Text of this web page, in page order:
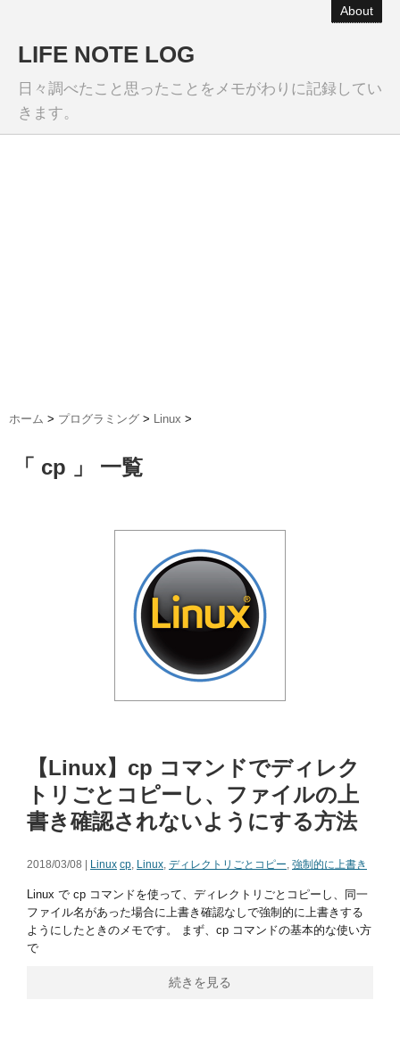
About
LIFE NOTE LOG
日々調べたこと思ったことをメモがわりに記録してい
きます。
ホーム > プログラミング > Linux >
「 cp 」 一覧
【Linux】cp コマンドでディレク
トリごとコピーし、ファイルの上
書き確認されないようにする方法
2018/03/08 | Linux cp, Linux, ディレクトリごとコピー, 強制的に上書き
Linux で cp コマンドを使って、ディレクトリごとコピーし、同一
ファイル名があった場合に上書き確認なしで強制的に上書きする
ようにしたときのメモです。 まず、cp コマンドの基本的な使い方
で
続きを見る